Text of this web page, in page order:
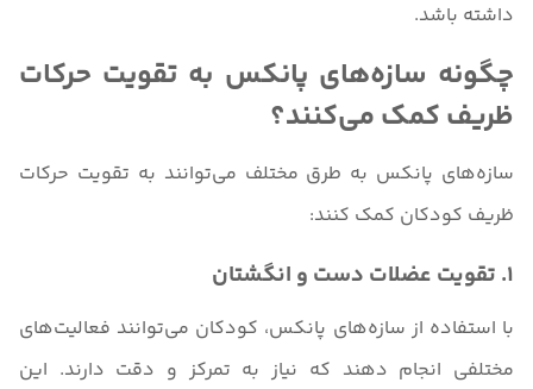
داشته باشد.
چگونه سازه‌های پانکس به تقویت حرکات
ظریف کمک می‌کنند؟
سازه‌های پانکس به طرق مختلف می‌توانند به تقویت حرکات
ظریف کودکان کمک کنند:
1. تقویت عضلات دست و انگشتان
با استفاده از سازه‌های پانکس، کودکان می‌توانند فعالیت‌های
مختلفی انجام دهند که نیاز به تمرکز و دقت دارند. این